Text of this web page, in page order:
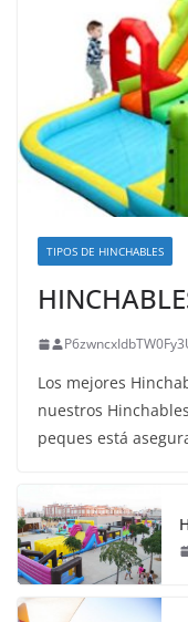
TIPOS DE HINCHABLES
Los mejores
nuestros
peques está